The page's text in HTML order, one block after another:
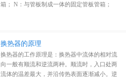
箱； N：与管板制成一体的固定管板管箱；
换热器的原理
换热器的工作原理是：换热器中流体的相对流
向一般有顺流和逆流两种。顺流时，入口处两
流体的温差最大，并沿传热表面逐渐减小。逆